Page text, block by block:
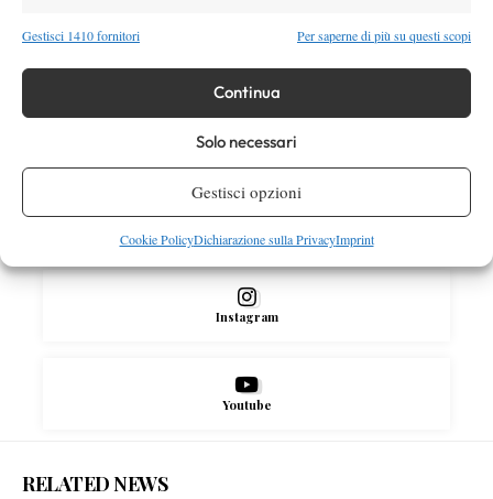
Gestisci 1410 fornitori Per saperne di più su questi scopi
Continua
Solo necessari
Gestisci opzioni
Cookie PolicyDichiarazione sulla PrivacyImprint
SOCIAL
Facebook
Instagram
Youtube
RELATED NEWS